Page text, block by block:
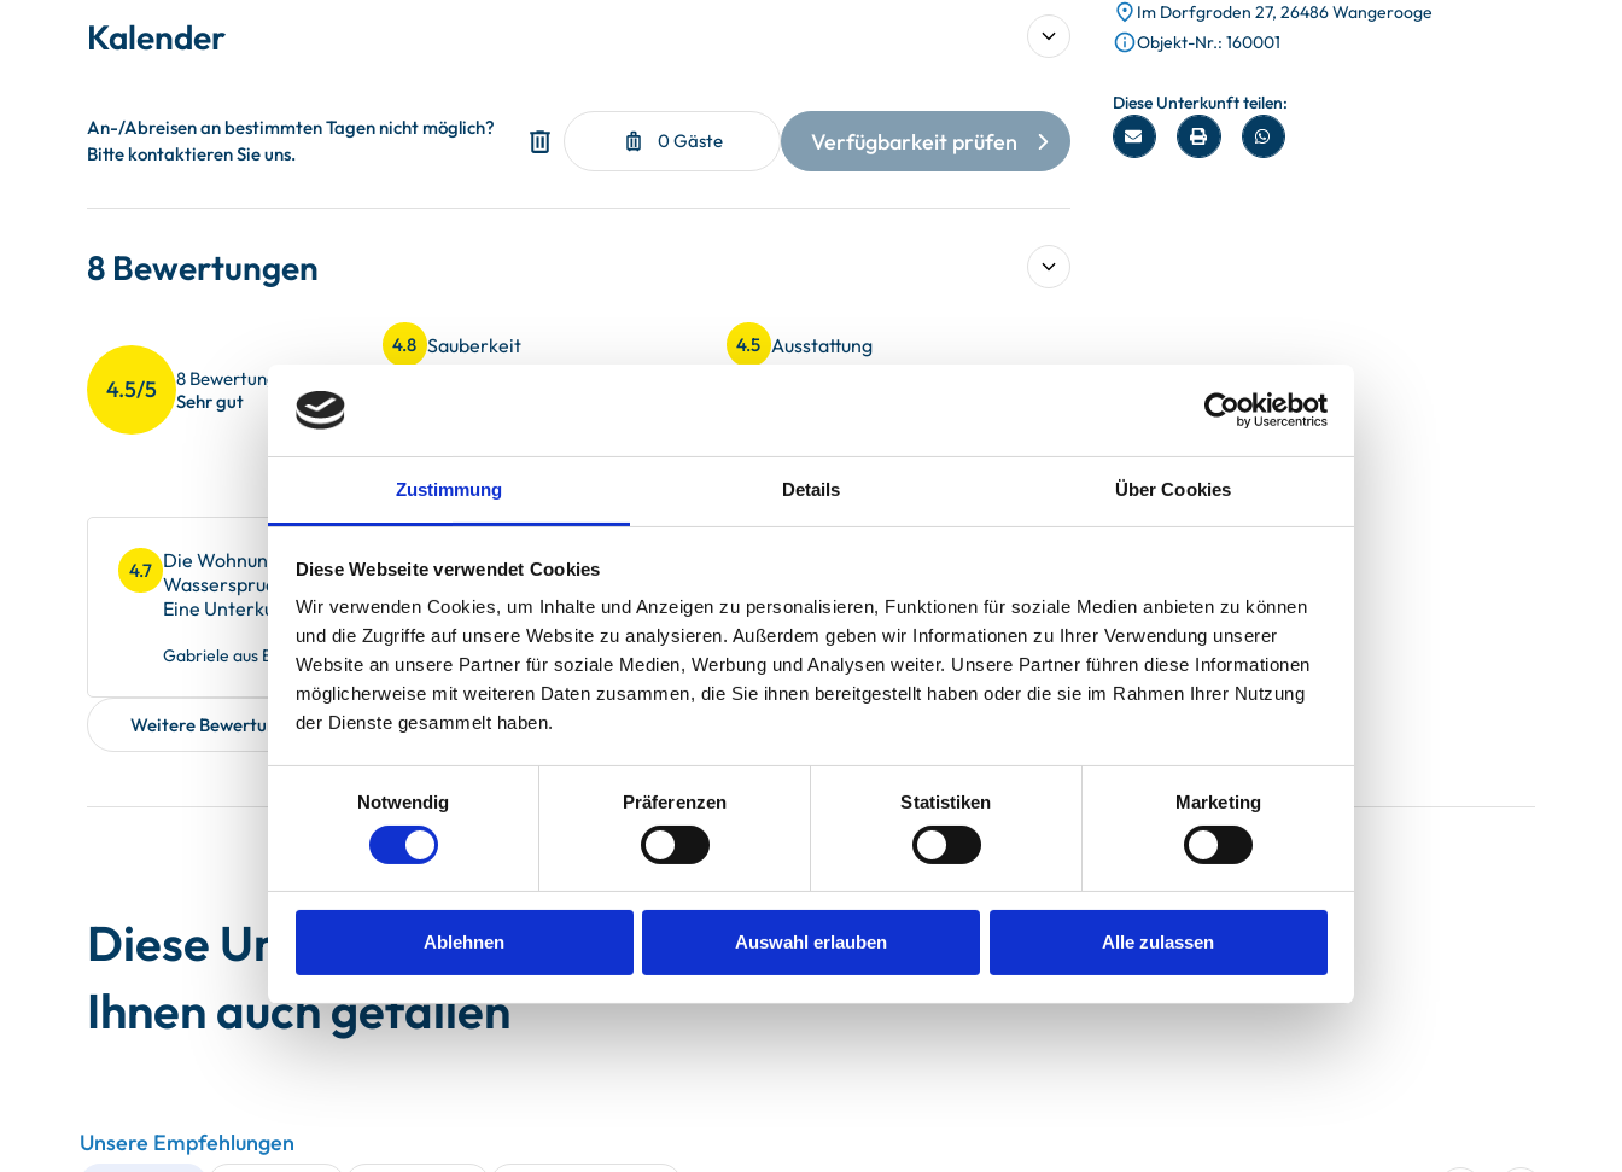
Zustimmung Details Über Cookies
Diese Webseite verwendet Cookies
Wir verwenden Cookies, um Inhalte und Anzeigen zu personalisieren, Funktionen für soziale Medien anbieten zu können
und die Zugriffe auf unsere Website zu analysieren. Außerdem geben wir Informationen zu Ihrer Verwendung unserer
Website an unsere Partner für soziale Medien, Werbung und Analysen weiter. Unsere Partner führen diese Informationen
möglicherweise mit weiteren Daten zusammen, die Sie ihnen bereitgestellt haben oder die sie im Rahmen Ihrer Nutzung
der Dienste gesammelt haben.
Notwendig
Präferenzen Statistiken Marketing
Ablehnen Auswahl erlauben Alle zulassen
Kalender
8 Bewertungen
4.5/5
8 Bewertungen
Sehr gut
4.8 Sauberkeit 4.5 Ausstattung
4.7 Die Wohnung ist top ausgestattet und es fehlt wirklich an Nichts ! Vom Toilettenpapier bis zum
Wassersprudler über Gewürze ,Kaffee ,Toaster Kaffee-sowie Padmaschine einfach alles vorhanden !
Eine Unterkunft zum Wohlfühlen !
Gabriele aus Büren, verreist im Oktober 2025
Weitere Bewertungen zeigen
Im Dorfgroden 27, 26486 Wangerooge
Objekt-Nr.: 160001
Diese Unterkunft teilen:
Diese Unterkünfte werden
Ihnen auch gefallen
Unsere Empfehlungen